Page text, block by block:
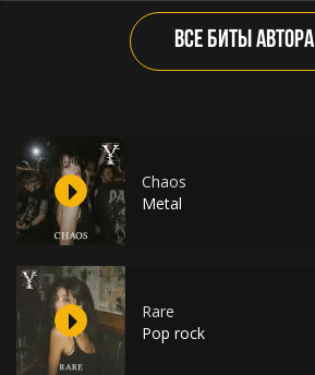
ВСЕ БИТЫ АВТОРА
Chaos
Metal
Rare
Pop rock